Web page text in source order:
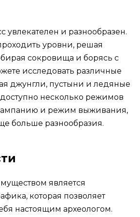
увлекателен и разнообразен.
уровни, решая
сокровища и борясь с
исследовать различные
джунгли, пустыни и ледяные
несколько режимов
и режим выживания,
больше разнообразия.
является
которая позволяет
настоящим археологом.